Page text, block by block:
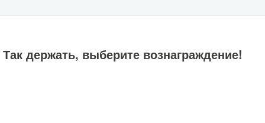
Так держать, выберите вознаграждение!